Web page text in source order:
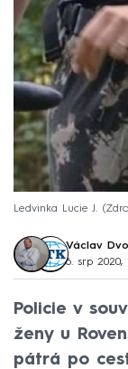
Ledvinka Lucie J.
Václav
6. srp 2020,
Policie v
ženy u
pátrá po